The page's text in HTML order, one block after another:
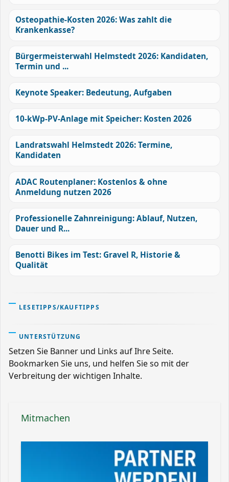
Osteopathie-Kosten 2026: Was zahlt die
Krankenkasse?
Bürgermeisterwahl Helmstedt 2026: Kandidaten,
Termin und ...
Keynote Speaker: Bedeutung, Aufgaben
10-kWp-PV-Anlage mit Speicher: Kosten 2026
Landratswahl Helmstedt 2026: Termine,
Kandidaten
ADAC Routenplaner: Kostenlos & ohne
Anmeldung nutzen 2026
Professionelle Zahnreinigung: Ablauf, Nutzen,
Dauer und R...
Benotti Bikes im Test: Gravel R, Historie &
Qualität
LESETIPPS/KAUFTIPPS
UNTERSTÜTZUNG
Setzen Sie Banner und Links auf Ihre Seite.
Bookmarken Sie uns, und helfen Sie so mit der
Verbreitung der wichtigen Inhalte.
Mitmachen